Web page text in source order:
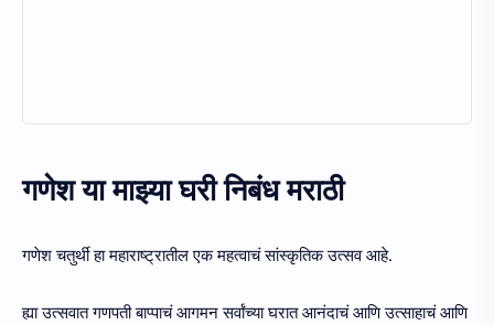
गणेश या माझ्या घरी निबंध मराठी
गणेश चतुर्थी हा महाराष्ट्रातील एक महत्वाचं सांस्कृतिक उत्सव आहे.
ह्या उत्सवात गणपती बाप्पाचं आगमन सर्वांच्या घरात आनंदाचं आणि उत्साहाचं आणि